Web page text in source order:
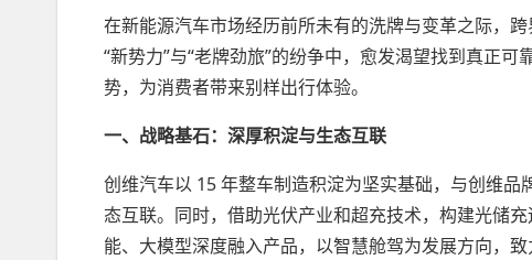
在新能源汽车市场经历前所未有的洗牌与变革之际，
“新势力”与“老牌劲旅”的纷争中，愈发渴望找到真正
势，为消费者带来别样出行体验。
一、战略基石：深厚积淀与生态互联
创维汽车以 15 年整车制造积淀为坚实基础，与创维
态互联。同时，借助光伏产业和超充技术，构建光储
能、大模型深度融入产品，以智慧舱驾为发展方向，